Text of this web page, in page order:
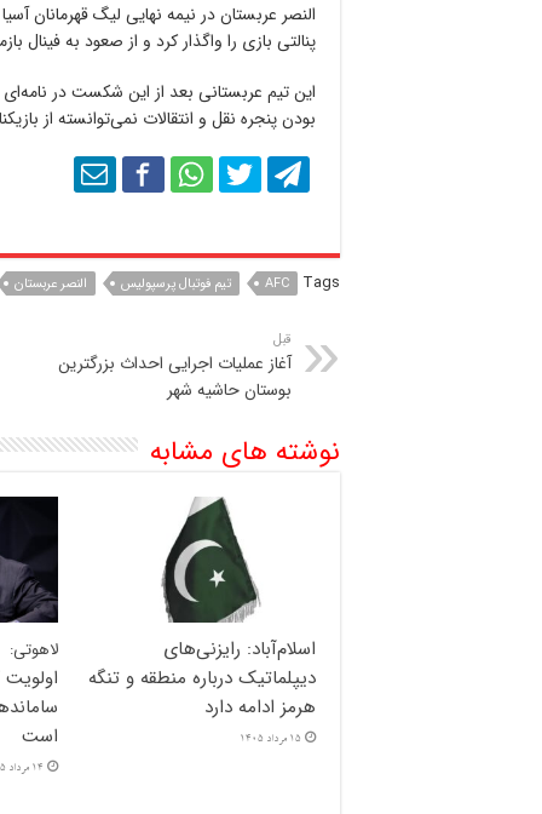
النصر عربستان در نیمه نهایی لیگ قهرمانان
پنالتی بازی را واگذار کرد و از صعود به فینال
این تیم عربستانی بعد از این شکست در
بودن پنجره نقل و انتقالات نمی‌توانسته از
Tags
AFC تيم فوتبال پرسپوليس النصر عربستان
قبل
آغاز عملیات اجرایی احداث بزرگترین
بوستان حاشیه شهر
نوشته های مشابه
اسلام‌آباد: رایزنی‌های
دیپلماتیک درباره منطقه و تنگه
هرمز ادامه دارد
15 مرداد 1405
لاهوتی:
است
14 مرداد 1405